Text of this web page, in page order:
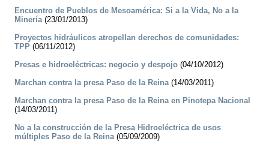
Encuentro de Pueblos de Mesoamérica: Si a la Vida, No a la
Minería(23/01/2013)
Proyectos hidráulicos atropellan derechos de comunidades:
TPP (06/11/2012)
Presas e hidroeléctricas: negocio y despojo (04/10/2012)
Marchan contra la presa Paso de la Reina(14/03/2011)
Marchan contra la presa Paso de la Reina en Pinotepa Nacional
(14/03/2011)
No a la construcción de la Presa Hidroeléctrica de usos
múltiples Paso de la Reina(05/09/2009)